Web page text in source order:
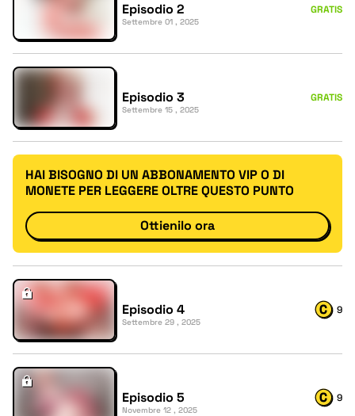
Episodio 2
Settembre 01 , 2025
GRATIS
Episodio 3
Settembre 15 , 2025
GRATIS
HAI BISOGNO DI UN ABBONAMENTO VIP O DI
MONETE PER LEGGERE OLTRE QUESTO PUNTO
Ottienilo ora
Episodio 4
Settembre 29 , 2025
9
Episodio 5
Novembre 12 , 2025
9